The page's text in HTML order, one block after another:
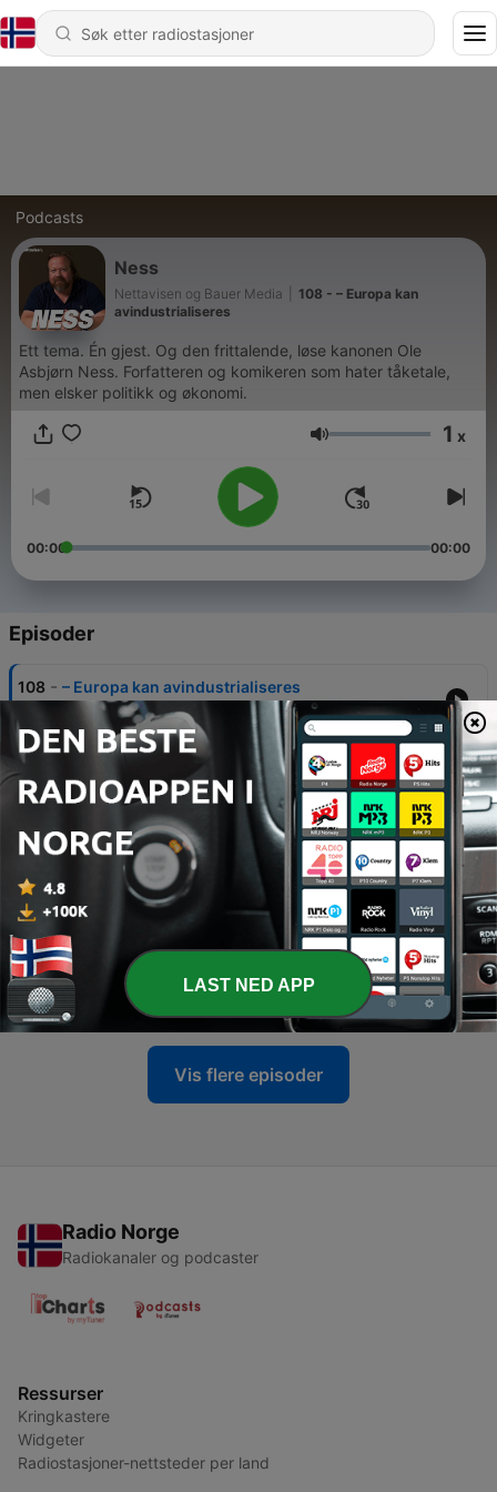
Podcasts
Ness
Nettavisen og Bauer Media
108 - – Europa kan
avindustrialiseres
Ett tema. Én gjest. Og den frittalende, løse kanonen Ole
Asbjørn Ness. Forfatteren og komikeren som hater tåketale,
men elsker politikk og økonomi.
Volum 1 x
00:00 00:00
Episoder
108 - – Europa kan avindustrialiseres
30 juni 2022
107 - Derfor går det så galt med Støre
23 juni 2022
106 - – Spa igjen Norges dyreste høl
20 juni 2022
105 - – Bensinprisen går i 35 kroner literen
15 juni 2022
74 - Frykter medisinsk skandale
07 des. 2023
Vis flere episoder
Radio Norge
Radiokanaler og podcaster
Ressurser
Kringkastere
Widgeter
Radiostasjoner-nettsteder per land
LAST NED APP